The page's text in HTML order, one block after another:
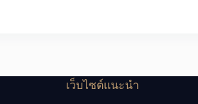
เว็บไซต์แนะนำ